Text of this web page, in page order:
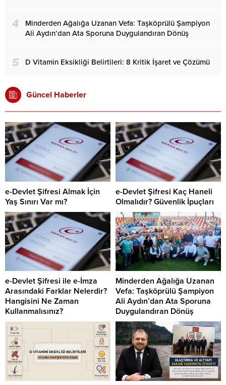
4
Minderden Ağalığa Uzanan Vefa: Taşköprülü Şampiyon
Ali Aydın’dan Ata Sporuna Duygulandıran Dönüş
5 D Vitamin Eksikliği Belirtileri: 8 Kritik İşaret ve Çözümü
Güncel Haberler
e-Devlet Şifresi Almak İçin
Yaş Sınırı Var mı?
e-Devlet Şifresi Kaç Haneli
Olmalıdır? Güvenlik İpuçları
e-Devlet Şifresi ile e-İmza
Arasındaki Farklar Nelerdir?
Hangisini Ne Zaman
Kullanmalısınız?
Minderden Ağalığa Uzanan
Vefa: Taşköprülü Şampiyon
Ali Aydın’dan Ata Sporuna
Duygulandıran Dönüş